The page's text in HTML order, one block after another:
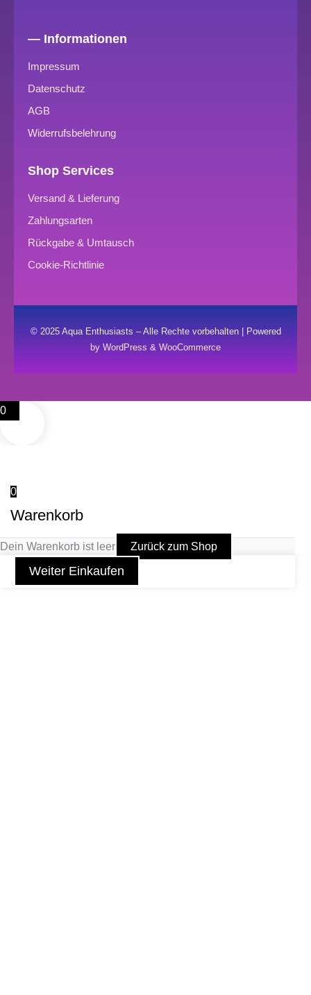
— Informationen
Impressum
Datenschutz
AGB
Widerrufsbelehrung
Shop Services
Versand & Lieferung
Zahlungsarten
Rückgabe & Umtausch
Cookie-Richtlinie
© 2025 Aqua Enthusiasts – Alle Rechte vorbehalten | Powered
by WordPress & WooCommerce
0
0
Warenkorb
Dein Warenkorb ist leer Zurück zum Shop
Weiter Einkaufen